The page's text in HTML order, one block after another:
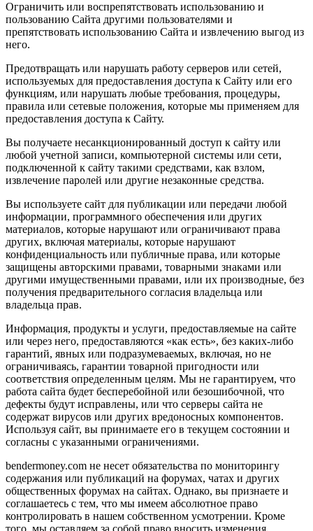
Ограничить или воспрепятствовать использованию и
пользованию Сайта другими пользователями и
препятствовать использованию Сайта и извлечению выгод из
него.
Предотвращать или нарушать работу серверов или сетей,
используемых для предоставления доступа к Сайту или его
функциям, или нарушать любые требования, процедуры,
правила или сетевые положения, которые мы применяем для
предоставления доступа к Сайту.
Вы получаете несанкционированный доступ к сайту или
любой учетной записи, компьютерной системы или сети,
подключенной к сайту такими средствами, как взлом,
извлечение паролей или другие незаконные средства.
Вы используете сайт для публикации или передачи любой
информации, программного обеспечения или других
материалов, которые нарушают или ограничивают права
других, включая материалы, которые нарушают
конфиденциальность или публичные права, или которые
защищены авторскими правами, товарными знаками или
другими имущественными правами, или их производные, без
получения предварительного согласия владельца или
владельца прав.
Информация, продукты и услуги, предоставляемые на сайте
или через него, предоставляются «как есть», без каких-либо
гарантий, явных или подразумеваемых, включая, но не
ограничиваясь, гарантии товарной пригодности или
соответствия определенным целям. Мы не гарантируем, что
работа сайта будет бесперебойной или безошибочной, что
дефекты будут исправлены, или что серверы сайта не
содержат вирусов или других вредоносных компонентов.
Используя сайт, вы принимаете его в текущем состоянии и
согласны с указанными ограничениями.
bendermoney.com не несет обязательства по мониторингу
содержания или публикаций на форумах, чатах и других
общественных форумах на сайтах. Однако, вы признаете и
соглашаетесь с тем, что мы имеем абсолютное право
контролировать в нашем собственном усмотрении. Кроме
того, мы оставляем за собой право вносить изменения,